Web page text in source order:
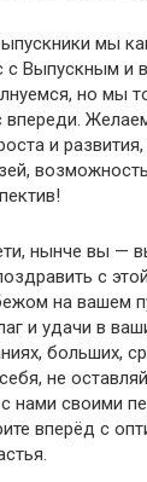
мы
с Выпускным и
но мы
впереди.
и
нынче вы —
с
на вашем
и удачи в
больших,
не
нами своими
вперёд с